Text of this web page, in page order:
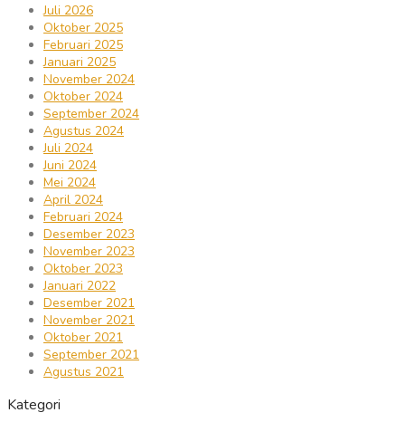
Juli 2026
Oktober 2025
Februari 2025
Januari 2025
November 2024
Oktober 2024
September 2024
Agustus 2024
Juli 2024
Juni 2024
Mei 2024
April 2024
Februari 2024
Desember 2023
November 2023
Oktober 2023
Januari 2022
Desember 2021
November 2021
Oktober 2021
September 2021
Agustus 2021
Kategori